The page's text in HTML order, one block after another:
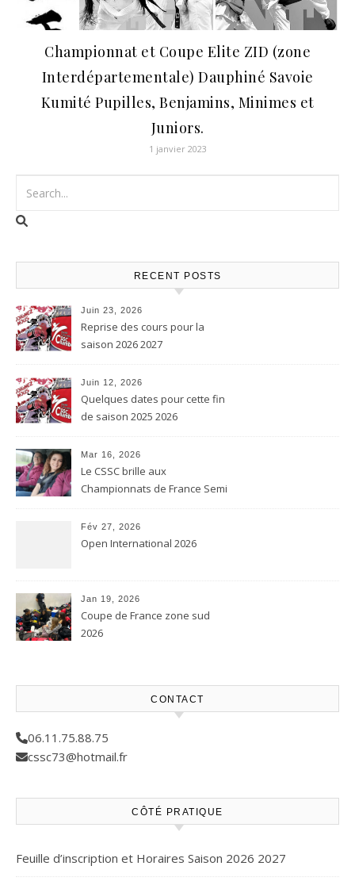
Championnat et Coupe Elite ZID (zone
Interdépartementale) Dauphiné Savoie
Kumité Pupilles, Benjamins, Minimes et
Juniors.
1 janvier 2023
RECENT POSTS
Juin 23, 2026
Reprise des cours pour la
saison 2026 2027
Juin 12, 2026
Quelques dates pour cette fin
de saison 2025 2026
Mar 16, 2026
Le CSSC brille aux
Championnats de France Semi
Fév 27, 2026
Open International 2026
Jan 19, 2026
Coupe de France zone sud
2026
CONTACT
06.11.75.88.75
cssc73@hotmail.fr
CÔTÉ PRATIQUE
Feuille d’inscription et Horaires Saison 2026 2027